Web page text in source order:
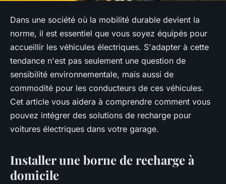
Dans une société où la mobilité durable devient la
norme, il est essentiel que vous soyez équipés pour
accueillir les véhicules électriques. S'adapter à cette
tendance n'est pas seulement une question de
sensibilité environnementale, mais aussi de
commodité pour les conducteurs de ces véhicules.
Cet article vous aidera à comprendre comment vous
pouvez intégrer des solutions de recharge pour
voitures électriques dans votre garage.
Installer une borne de recharge à
domicile